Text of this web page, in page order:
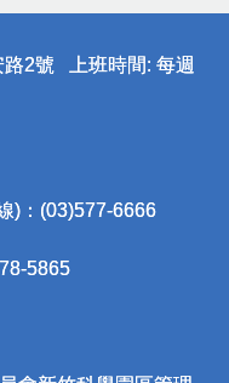
2號 上班時間: 每週
)：(03)577-6666
5865